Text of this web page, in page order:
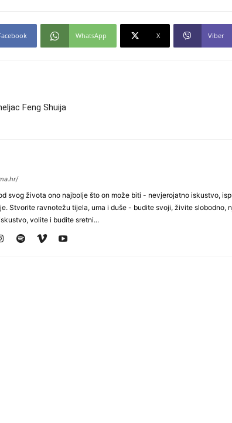
WhatsApp X Viber
Feng Shuija
svog života ono najbolje što on može biti - nevjerojatno iskustvo,
Stvorite ravnotežu tijela, uma i duše - budite svoji, živite slobodno,
volite i budite sretni...